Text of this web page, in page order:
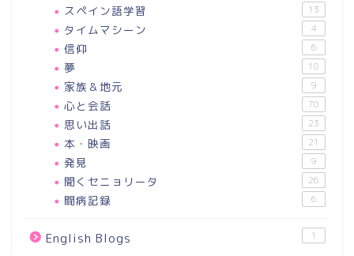
スペイン語学習 13
タイムマシーン 4
信仰 6
夢 18
家族＆地元 9
心と会話 70
思い出話 23
本・映画 21
発見 9
聞くセニョリータ 26
闘病記録 6
English Blogs 1